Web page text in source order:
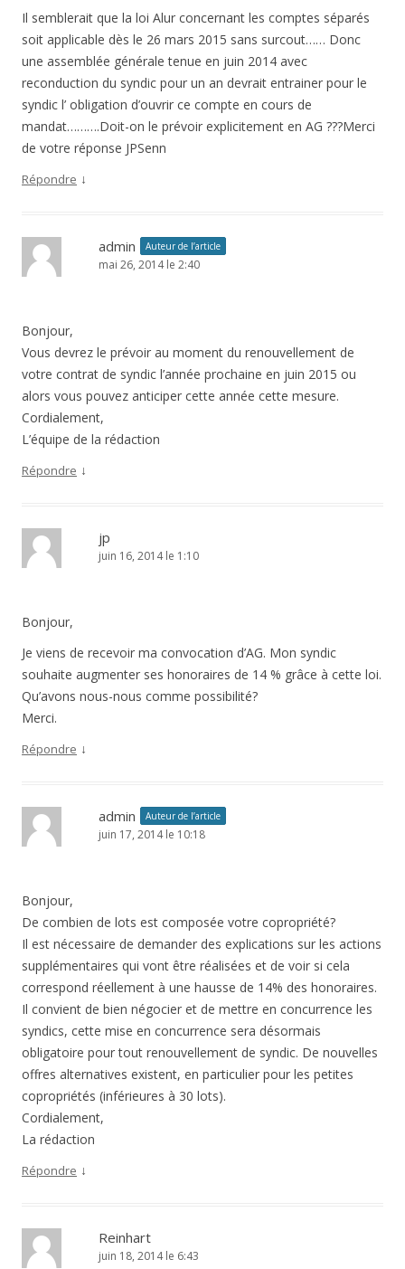
Il semblerait que la loi Alur concernant les comptes séparés
soit applicable dès le 26 mars 2015 sans surcout…… Donc
une assemblée générale tenue en juin 2014 avec
reconduction du syndic pour un an devrait entrainer pour le
syndic l’ obligation d’ouvrir ce compte en cours de
mandat……….Doit-on le prévoir explicitement en AG ???Merci
de votre réponse JPSenn
Répondre ↓
admin Auteur de l’article
mai 26, 2014 le 2:40
Bonjour,
Vous devrez le prévoir au moment du renouvellement de
votre contrat de syndic l’année prochaine en juin 2015 ou
alors vous pouvez anticiper cette année cette mesure.
Cordialement,
L’équipe de la rédaction
Répondre ↓
jp
juin 16, 2014 le 1:10
Bonjour,
Je viens de recevoir ma convocation d’AG. Mon syndic
souhaite augmenter ses honoraires de 14 % grâce à cette loi.
Qu’avons nous-nous comme possibilité?
Merci.
Répondre ↓
admin Auteur de l’article
juin 17, 2014 le 10:18
Bonjour,
De combien de lots est composée votre copropriété?
Il est nécessaire de demander des explications sur les actions
supplémentaires qui vont être réalisées et de voir si cela
correspond réellement à une hausse de 14% des honoraires.
Il convient de bien négocier et de mettre en concurrence les
syndics, cette mise en concurrence sera désormais
obligatoire pour tout renouvellement de syndic. De nouvelles
offres alternatives existent, en particulier pour les petites
copropriétés (inférieures à 30 lots).
Cordialement,
La rédaction
Répondre ↓
Reinhart
juin 18, 2014 le 6:43